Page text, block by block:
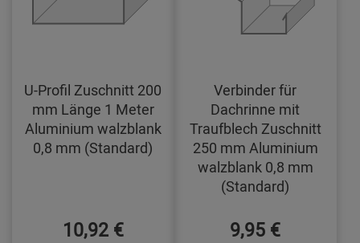
U-Profil Zuschnitt 200
mm Länge 1 Meter
Aluminium walzblank
0,8 mm (Standard)
10,92 €
Verbinder für
Dachrinne mit
Traufblech Zuschnitt
250 mm Aluminium
walzblank 0,8 mm
(Standard)
9,95 €